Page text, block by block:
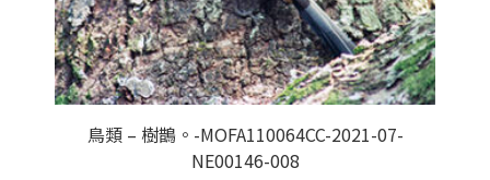
鳥類 – 樹鵲。-MOFA110064CC-2021-07-
NE00146-008